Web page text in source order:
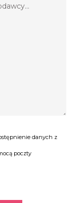
danych z
poczty